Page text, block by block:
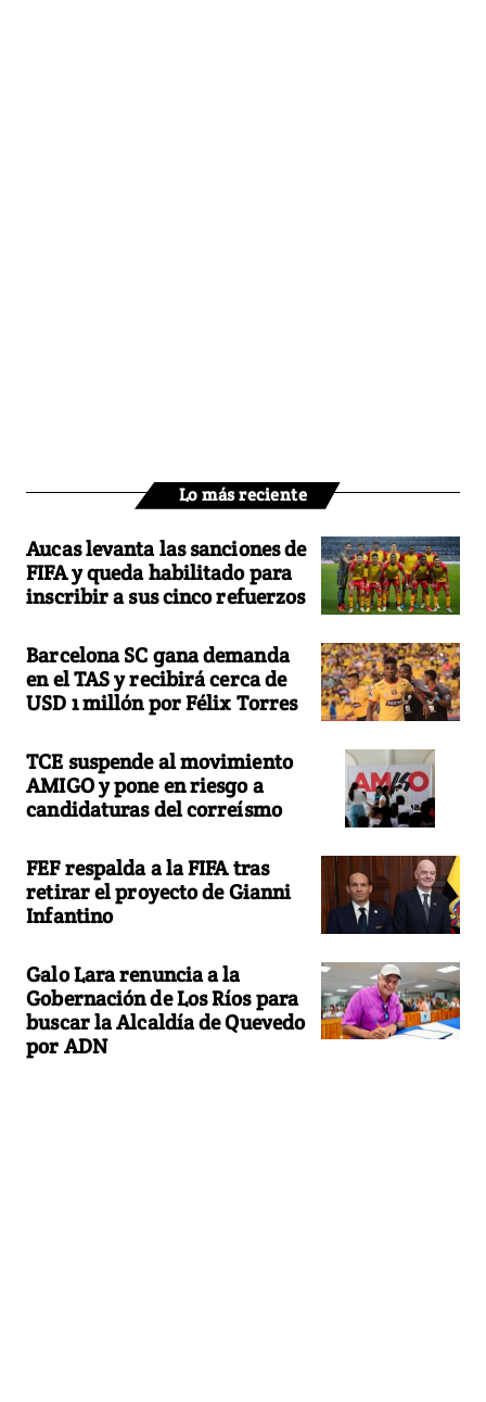
Lo más reciente
Aucas levanta las sanciones de
FIFA y queda habilitado para
inscribir a sus cinco refuerzos
Barcelona SC gana demanda
en el TAS y recibirá cerca de
USD 1 millón por Félix Torres
TCE suspende al movimiento
AMIGO y pone en riesgo a
candidaturas del correísmo
FEF respalda a la FIFA tras
retirar el proyecto de Gianni
Infantino
Galo Lara renuncia a la
Gobernación de Los Ríos para
buscar la Alcaldía de Quevedo
por ADN